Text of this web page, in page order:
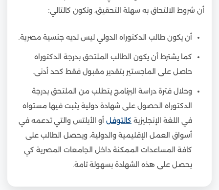
أن شروط الالتحاق به سهلة التحقيق، وتكون كالتالي:
أن يكون طالب الدكتوراه الدولي ليس لديه جنسية مصرية.
كما يشترط أن يكون الطالب الملتحق بدرجة الدكتوراه
حاصل على الماجستير بتقدير مقبول فقط كحد أدنى.
وحلال فترة دراسة البرنامج يتطلب من الملتحق بدرجة
الدكتوراه الحصول على شهادة دولية يثبت فيها مستواه
في اللغة الإنجليزية كالتوفل أو الأيلتس والتي تدعمه في
أسواق العمل الإقليمية والدولية، ويحصل الطالب على
كافة المساعدات الممكنة داخل الجامعات المصرية كي
يحصل على هذه الشهادة بسهولة تامة.